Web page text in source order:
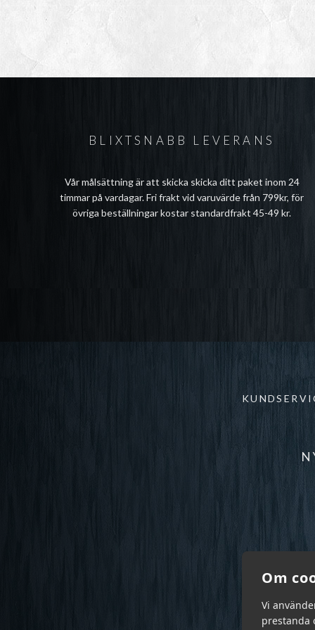
Om
Vi
prestanda
BLIXTSNABB LEVERANS
Vår målsättning är att skicka skicka ditt paket inom 24
timmar på vardagar. Fri frakt vid varuvärde från 799kr, för
övriga beställningar kostar standardfrakt 45-49 kr.